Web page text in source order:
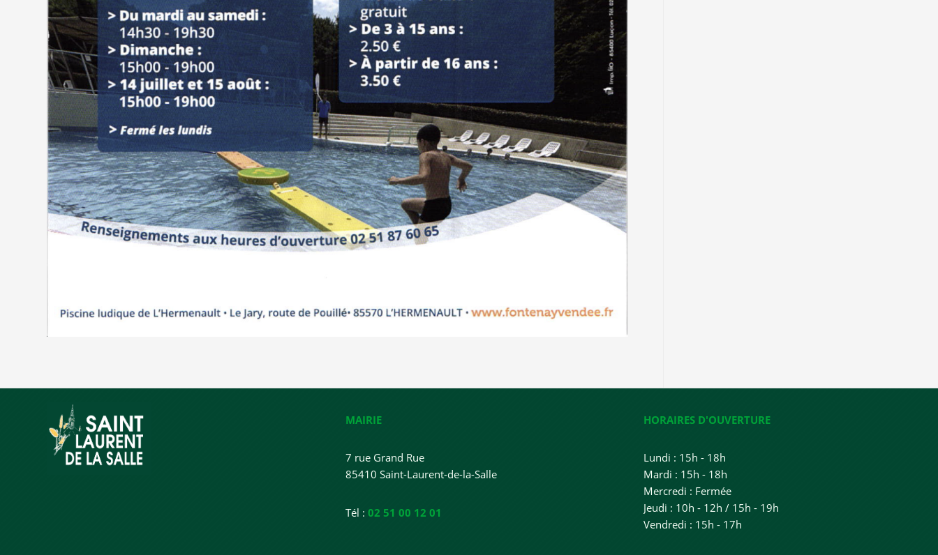
MAIRIE
7 rue Grand Rue
85410 Saint-Laurent-de-la-Salle
Tél : 02 51 00 12 01
HORAIRES D'OUVERTURE
Lundi : 15h - 18h
Mardi : 15h - 18h
Mercredi : Fermée
Jeudi : 10h - 12h / 15h - 19h
Vendredi : 15h - 17h